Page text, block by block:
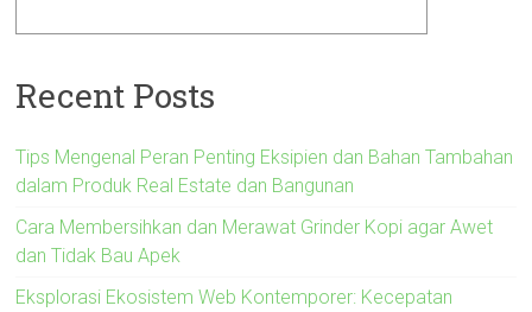
Recent Posts
Tips Mengenal Peran Penting Eksipien dan Bahan Tambahan
dalam Produk Real Estate dan Bangunan
Cara Membersihkan dan Merawat Grinder Kopi agar Awet
dan Tidak Bau Apek
Eksplorasi Ekosistem Web Kontemporer: Kecepatan